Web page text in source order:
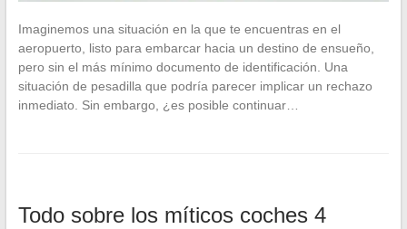
Imaginemos una situación en la que te encuentras en el
aeropuerto, listo para embarcar hacia un destino de ensueño,
pero sin el más mínimo documento de identificación. Una
situación de pesadilla que podría parecer implicar un rechazo
inmediato. Sin embargo, ¿es posible continuar…
Todo sobre los míticos coches 4